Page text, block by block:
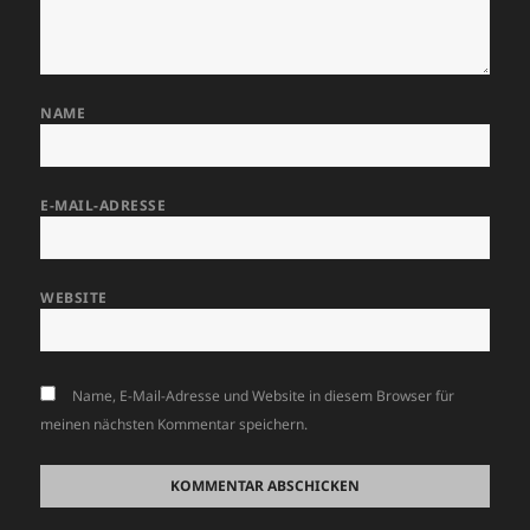
NAME
E-MAIL-ADRESSE
WEBSITE
Name, E-Mail-Adresse und Website in diesem Browser für
meinen nächsten Kommentar speichern.